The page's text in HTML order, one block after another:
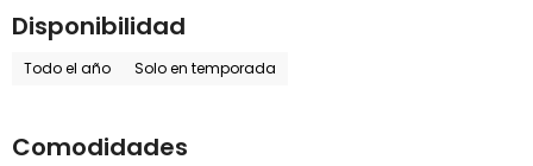
Disponibilidad
Todo el año Solo en temporada
Comodidades